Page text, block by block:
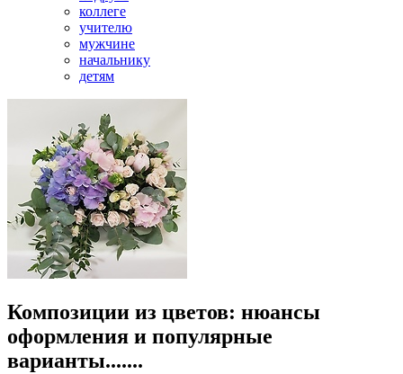
коллеге
учителю
мужчине
начальнику
детям
Композиции из цветов: нюансы
оформления и популярные
варианты.......